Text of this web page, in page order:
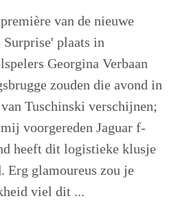
van de nieuwe
plaats in
Georgina Verbaan
zouden die avond in
Tuschinski verschijnen;
voorgereden ‪Jaguar‬ f-
heeft dit logistieke klusje
Erg glamoureus zou je
viel dit ...